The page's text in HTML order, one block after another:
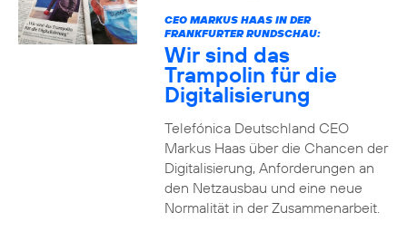
CEO MARKUS HAAS IN DER
FRANKFURTER RUNDSCHAU:
Wir sind das
Trampolin für die
Digitalisierung
Telefónica Deutschland CEO
Markus Haas über die Chancen der
Digitalisierung, Anforderungen an
den Netzausbau und eine neue
Normalität in der Zusammenarbeit.